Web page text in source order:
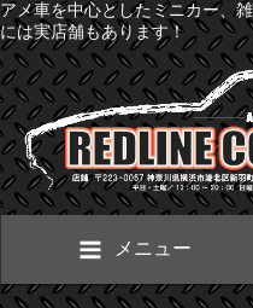
アメ車を中心としたミニカー、
には実店舗もあります！
メニュー